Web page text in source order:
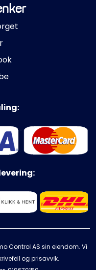
Control AS sin eiendom. Vi
og prisavvik.